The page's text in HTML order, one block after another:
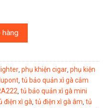
hàng
lighter, phụ khiện cigar, phụ kiện
, tủ bảo quản xì gà cắm
, tủ bảo quản xì gà mini
điện xì gà, tủ điện xì gà âm, tủ